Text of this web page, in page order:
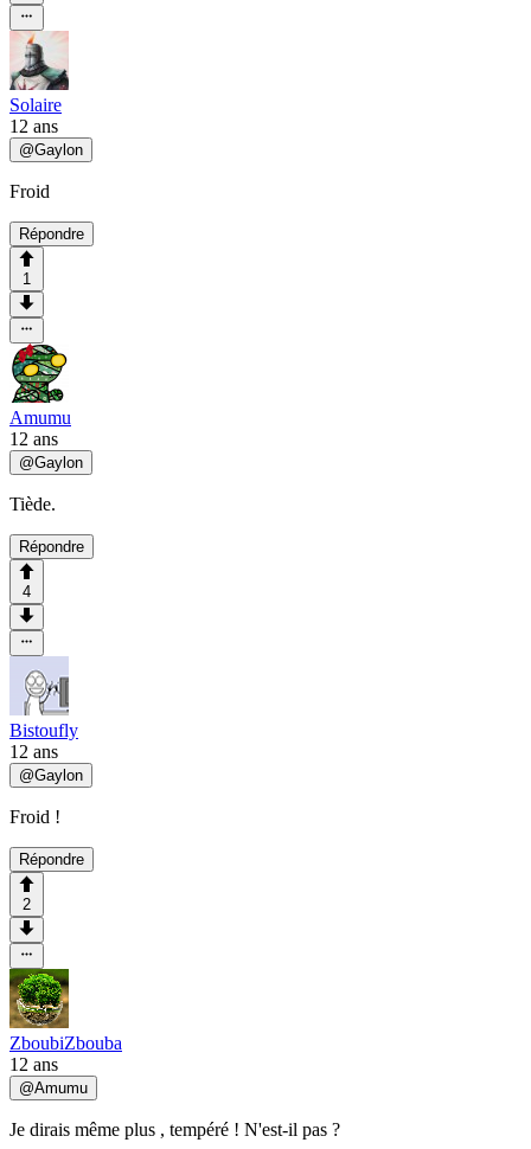
Solaire
12 ans
@Gaylon
Froid
Répondre
1
Amumu
12 ans
@Gaylon
Tiède.
Répondre
4
Bistoufly
12 ans
@Gaylon
Froid !
Répondre
2
ZboubiZbouba
12 ans
@Amumu
Je dirais même plus , tempéré ! N'est-il pas ?